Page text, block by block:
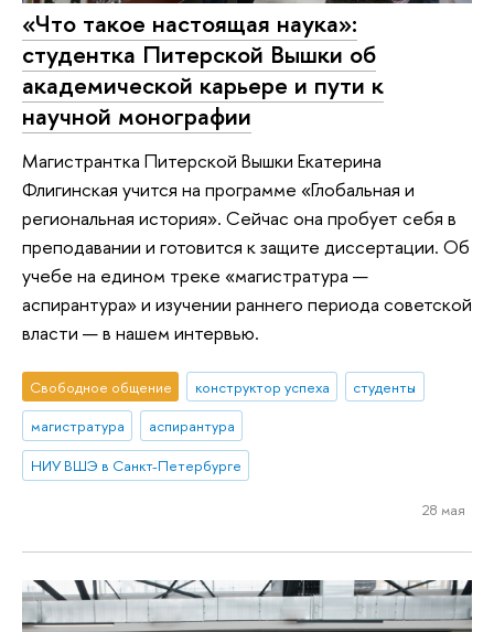
«Что такое настоящая наука»:
студентка Питерской Вышки об
академической карьере и пути к
научной монографии
Магистрантка Питерской Вышки Екатерина
Флигинская учится на программе «Глобальная и
региональная история». Сейчас она пробует себя в
преподавании и готовится к защите диссертации. Об
учебе на едином треке «магистратура —
аспирантура» и изучении раннего периода советской
власти — в нашем интервью.
Свободное общение конструктор успеха
студенты
магистратура
аспирантура
НИУ ВШЭ в Санкт-Петербурге
28 мая